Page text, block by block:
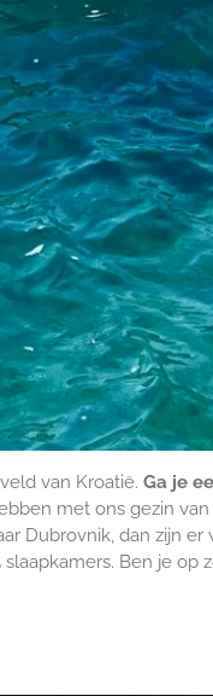
van Kroatië. Ga je
met ons gezin
Dubrovnik, dan zijn
Ben je op